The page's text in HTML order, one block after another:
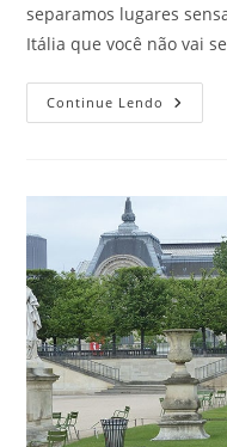
separamos lugares
Itália que você não vai
Continue Lendo
Na
Uma